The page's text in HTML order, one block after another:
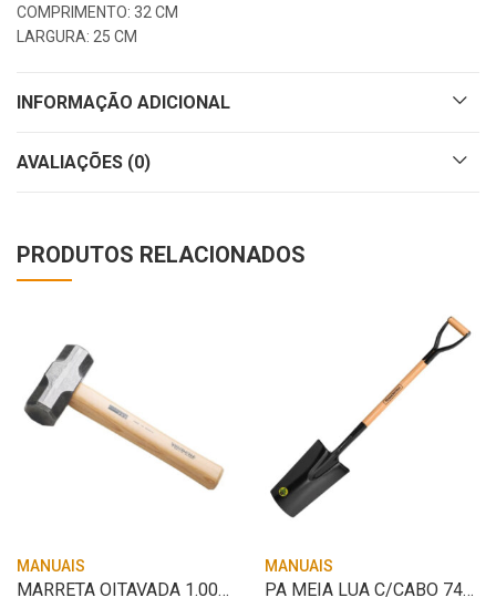
COMPRIMENTO: 32 CM
LARGURA: 25 CM
INFORMAÇÃO ADICIONAL
AVALIAÇÕES (0)
PRODUTOS RELACIONADOS
MANUAIS
MARRETA OITAVADA 1.000G TRAMONTINA
MANUAIS
PA MEIA LUA C/CABO 74CM TRAMONTINA